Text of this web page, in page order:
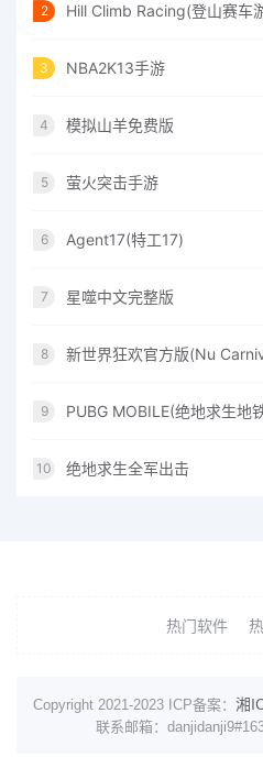
2 Hill Climb Racing(登山赛车
3 NBA2K13手游
4 模拟山羊免费版
5 萤火突击手游
6 Agent17(特工17)
7 星噬中文完整版
8 新世界狂欢官方版(Nu
9 PUBG MOBILE(绝地求生地
10 绝地求生全军出击
热门软件
Copyright 2021-2023 ICP备案： 湘
联系邮箱：